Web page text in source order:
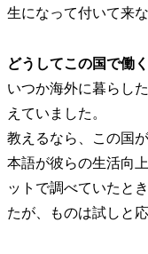
生になって付いて来
どうしてこの国で働
いつか海外に暮らし
えていました。
教えるなら、この国
本語が彼らの生活向
ットで調べていたと
たが、ものは試しと